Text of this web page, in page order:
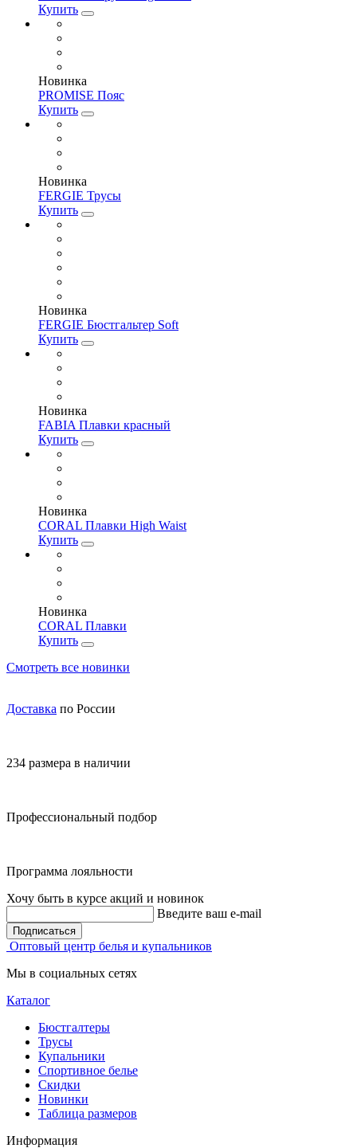
Купить
Новинка
PROMISE Пояс
Купить
Новинка
FERGIE Трусы
Купить
Новинка
FERGIE Бюстгальтер Soft
Купить
Новинка
FABIA Плавки красный
Купить
Новинка
CORAL Плавки High Waist
Купить
Новинка
CORAL Плавки
Купить
Смотреть все новинки
Доставка по России
234 размера в наличии
Профессиональный подбор
Программа лояльности
Хочу быть в курсе акций и новинок
Введите ваш e-mail
Подписаться
Оптовый центр белья и купальников
Мы в социальных сетях
Каталог
Бюстгалтеры
Трусы
Купальники
Спортивное белье
Скидки
Новинки
Таблица размеров
Информация